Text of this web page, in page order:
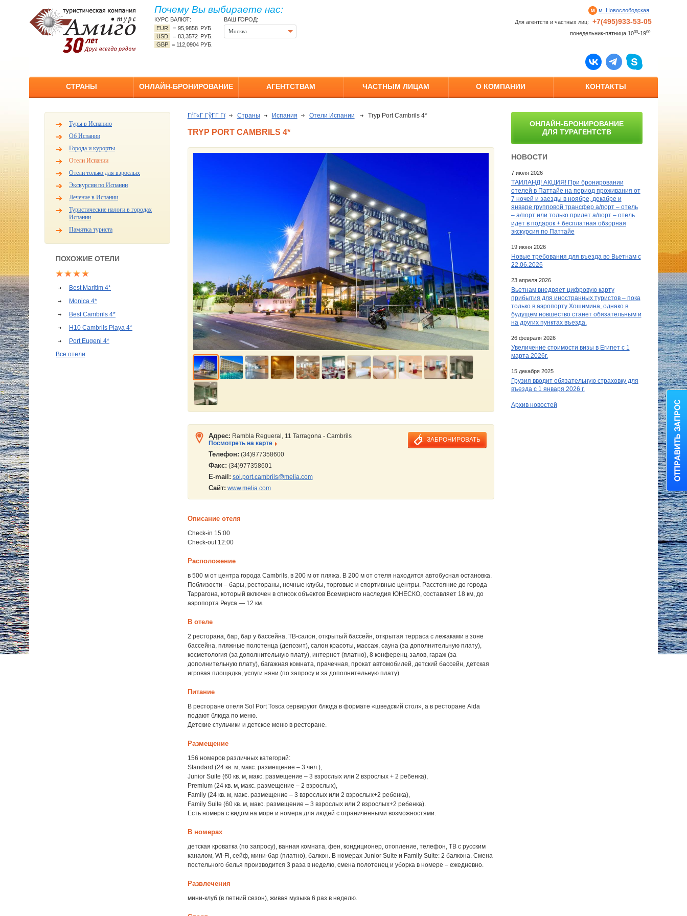
Почему Вы выбираете нас:
КУРС ВАЛЮТ:
EUR
=95,9858 РУБ.
USD
=83,3572 РУБ.
GBP = 112,0904 РУБ.
ВАШ ГОРОД:
Москва
м. Новослободская
Для агентств и частных лиц:
+7(495)933-53-05
понедельник-пятница 1000-1900
СТРАНЫ ОНЛАЙН-БРОНИРОВАНИЕ АГЕНТСТВАМ ЧАСТНЫМ ЛИЦАМ О КОМПАНИИ КОНТАКТЫ
Туры в Испанию
Об Испании
Города и курорты
Отели Испании
Отели только для взрослых
Экскурсии по Испании
Лечение в Испании
Туристические налоги в городах
Испании
Памятка туриста
ПОХОЖИЕ ОТЕЛИ
Best Maritim 4*
Monica 4*
Best Cambrils 4*
H10 Cambrils Playa 4*
Port Eugeni 4*
Все отели
ГѓГ«Г ГўГ­Г Гї Страны Испания Отели Испании Tryp Port Cambrils 4*
TRYP PORT CAMBRILS 4*
ЗАБРОНИРОВАТЬ
Адрес: Rambla Regueral, 11 Tarragona - Cambrils
Посмотреть на карте
Телефон: (34)977358600
Факс: (34)977358601
E-mail: sol.port.cambrils@melia.com
Сайт: www.melia.com
Описание отеля
Check-in 15:00
Check-out 12:00
Расположение
в 500 м от центра города Cambrils, в 200 м от пляжа. В 200 м от отеля находится автобусная остановка.
Поблизости – бары, рестораны, ночные клубы, торговые и спортивные центры. Расстояние до города
Таррагона, который включен в список объектов Всемирного наследия ЮНЕСКО, составляет 18 км, до
аэропорта Реуса — 12 км.
В отеле
2 ресторана, бар, бар у бассейна, ТВ-салон, открытый бассейн, открытая терраса с лежаками в зоне
бассейна, пляжные полотенца (депозит), салон красоты, массаж, сауна (за дополнительную плату),
косметология (за дополнительную плату), интернет (платно), 8 конференц-залов, гараж (за
дополнительную плату), багажная комната, прачечная, прокат автомобилей, детский бассейн, детская
игровая площадка, услуги няни (по запросу и за дополнительную плату)
Питание
В ресторане отеля Sol Port Tosca сервируют блюда в формате «шведский стол», а в ресторане Aida
подают блюда по меню.
Детские стульчики и детское меню в ресторане.
Размещение
156 номеров различных категорий:
Standard (24 кв. м, макс. размещение – 3 чел.),
Junior Suite (60 кв. м, макс. размещение – 3 взрослых или 2 взрослых + 2 ребенка),
Premium (24 кв. м, макс. размещение – 2 взрослых),
Family (24 кв. м, макс. размещение – 3 взрослых или 2 взрослых+2 ребенка),
Family Suite (60 кв. м, макс. размещение – 3 взрослых или 2 взрослых+2 ребенка).
Есть номера с видом на море и номера для людей с ограниченными возможностями.
В номерах
детская кроватка (по запросу), ванная комната, фен, кондиционер, отопление, телефон, ТВ с русским
каналом, Wi-Fi, сейф, мини-бар (платно), балкон. В номерах Junior Suite и Family Suite: 2 балкона. Смена
постельного белья производится 3 раза в неделю, смена полотенец и уборка в номере – ежедневно.
Развлечения
мини-клуб (в летний сезон), живая музыка 6 раз в неделю.
ОНЛАЙН-БРОНИРОВАНИЕ
ДЛЯ ТУРАГЕНТСТВ
НОВОСТИ
7 июля 2026
ТАИЛАНД! АКЦИЯ! При бронировании
отелей в Паттайе на период проживания от
7 ночей и заезды в ноябре, декабре и
январе групповой трансфер а/порт – отель
– а/порт или только прилет а/порт – отель
идет в подарок + бесплатная обзорная
экскурсия по Паттайе
19 июня 2026
Новые требования для въезда во Вьетнам с
22.06.2026
23 апреля 2026
Вьетнам внедряет цифровую карту
прибытия для иностранных туристов – пока
только в аэропорту Хошимина, однако в
будущем новшество станет обязательным и
на других пунктах въезда.
26 февраля 2026
Увеличение стоимости визы в Египет c 1
марта 2026г.
15 декабря 2025
Грузия вводит обязательную страховку для
въезда с 1 января 2026 г.
Архив новостей